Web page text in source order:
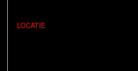
LOCATIE